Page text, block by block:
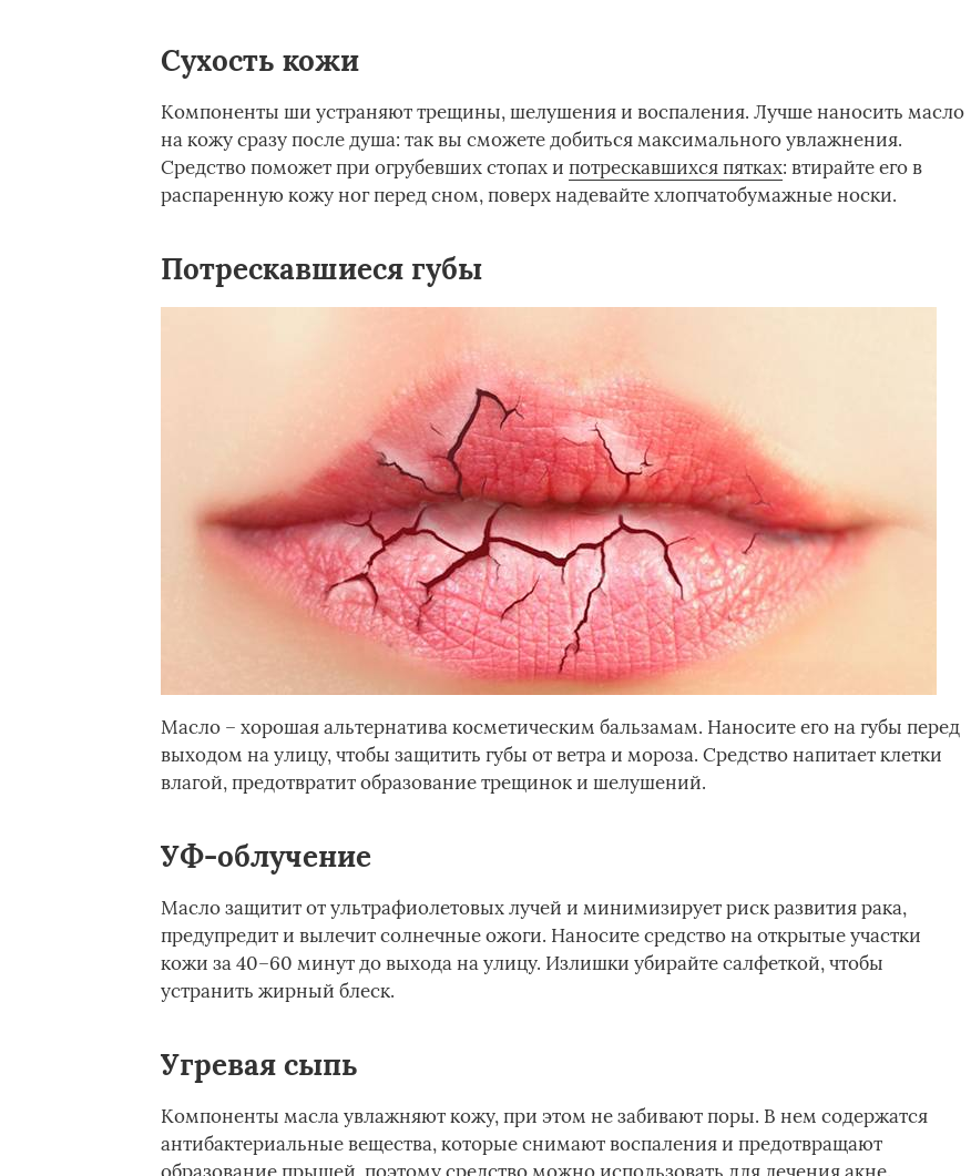
Сухость кожи
Компоненты ши устраняют трещины, шелушения и воспаления. Лучше наносить масло
на кожу сразу после душа: так вы сможете добиться максимального увлажнения.
Средство поможет при огрубевших стопах и потрескавшихся пятках: втирайте его в
распаренную кожу ног перед сном, поверх надевайте хлопчатобумажные носки.
Потрескавшиеся губы
Масло – хорошая альтернатива косметическим бальзамам. Наносите его на губы перед
выходом на улицу, чтобы защитить губы от ветра и мороза. Средство напитает клетки
влагой, предотвратит образование трещинок и шелушений.
УФ-облучение
Масло защитит от ультрафиолетовых лучей и минимизирует риск развития рака,
предупредит и вылечит солнечные ожоги. Наносите средство на открытые участки
кожи за 40–60 минут до выхода на улицу. Излишки убирайте салфеткой, чтобы
устранить жирный блеск.
Угревая сыпь
Компоненты масла увлажняют кожу, при этом не забивают поры. В нем содержатся
антибактериальные вещества, которые снимают воспаления и предотвращают